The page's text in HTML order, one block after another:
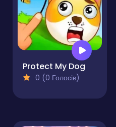
Protect My Dog
0 (0 Голосів)